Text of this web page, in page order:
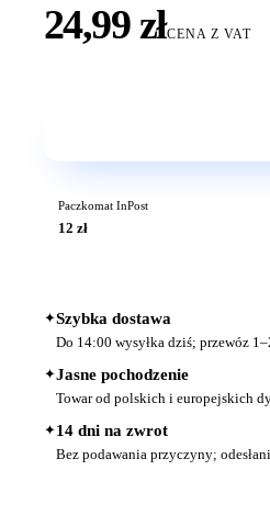
24,99 złCENA Z VAT
Paczkomat InPost
12 zł
✦Szybka dostawa
Do 14:00 wysyłka dziś; przewóz
✦Jasne pochodzenie
Towar od polskich i europejskich
✦14 dni na zwrot
Bez podawania przyczyny;